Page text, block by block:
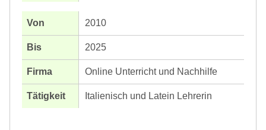
2010
2025
Online Unterricht und Nachhilfe
Italienisch und Latein Lehrerin